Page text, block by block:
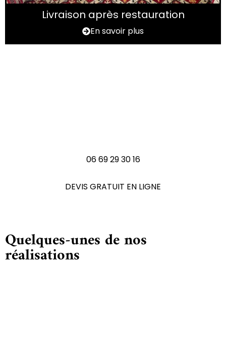
Livraison après restauration
En savoir plus
06 69 29 30 16
DEVIS GRATUIT EN LIGNE
Quelques-unes de nos
réalisations